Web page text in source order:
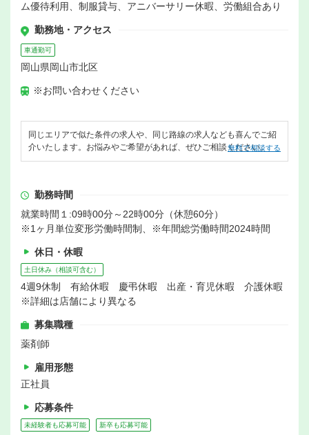
ム優待利用、制服貸与、アニバーサリー休暇、労働組合あり
勤務地・アクセス
車通勤可
岡山県岡山市北区
※お問い合わせください
同じエリアで似た条件の求人や、同じ路線の求人なども喜んでご紹
介いたします。お悩みやご希望があれば、ぜひご相談ください。
無料で相談する
勤務時間
就業時間１:09時00分～22時00分（休憩60分）
※1ヶ月単位変形労働時間制、※年間総労働時間2024時間
休日・休暇
土日休み（相談可含む）
4週9休制 有給休暇 慶弔休暇 出産・育児休暇 介護休暇
※詳細は店舗により異なる
募集職種
薬剤師
雇用形態
正社員
応募条件
未経験者も応募可能 新卒も応募可能